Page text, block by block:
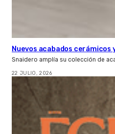
Nuevos acabados cerámicos
Snaidero amplía su colección de
22 JULIO, 2026